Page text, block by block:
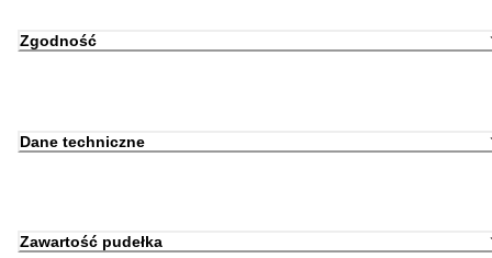
Zgodność
Dane techniczne
Zawartość pudełka